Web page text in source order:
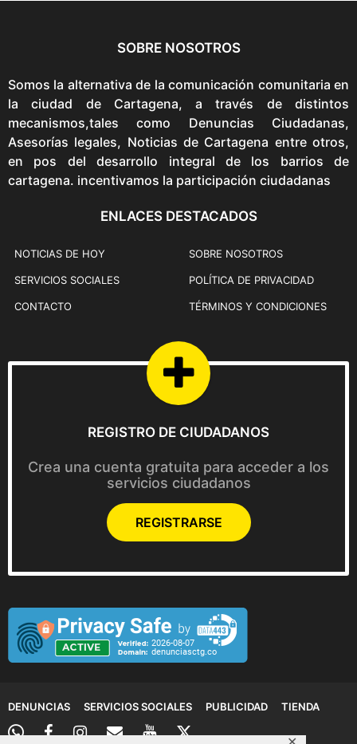
SOBRE NOSOTROS
Somos la alternativa de la comunicación comunitaria en
la ciudad de Cartagena, a través de distintos
mecanismos,tales como Denuncias Ciudadanas,
Asesorías legales, Noticias de Cartagena entre otros,
en pos del desarrollo integral de los barrios de
cartagena. incentivamos la participación ciudadanas
ENLACES DESTACADOS
NOTICIAS DE HOY
SERVICIOS SOCIALES
CONTACTO
SOBRE NOSOTROS
POLÍTICA DE PRIVACIDAD
TÉRMINOS Y CONDICIONES
REGISTRO DE CIUDADANOS
Crea una cuenta gratuita para acceder a los
servicios ciudadanos
REGISTRARSE
DENUNCIAS SERVICIOS SOCIALES PUBLICIDAD TIENDA